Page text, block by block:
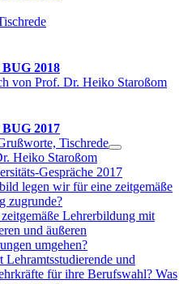
BUG 2018
von Prof. Dr. Heiko Staroßom
BUG 2017
Tischrede
Heiko Staroßom
Gespräche 2017
legen wir für eine zeitgemäße
zugrunde?
Lehrerbildung mit
und äußeren
umgehen?
Lehramtsstudierende und
für ihre Berufswahl? Was